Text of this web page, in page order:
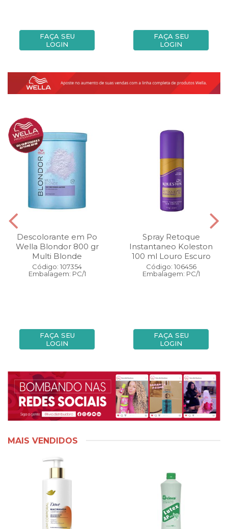
FAÇA SEU
LOGIN
FAÇA SEU
LOGIN
Descolorante em Po
Wella Blondor 800 gr
Multi Blonde
Código: 107354
Embalagem: PC/1
FAÇA SEU
LOGIN
Spray Retoque
Instantaneo Koleston
100 ml Louro Escuro
Código: 106456
Embalagem: PC/1
FAÇA SEU
LOGIN
MAIS VENDIDOS